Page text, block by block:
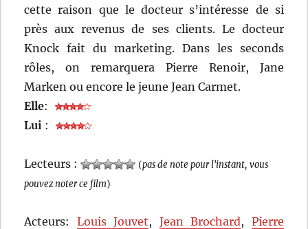
cette raison que le docteur s’intéresse de si
près aux revenus de ses clients. Le docteur
Knock fait du marketing. Dans les seconds
rôles, on remarquera Pierre Renoir, Jane
Marken ou encore le jeune Jean Carmet.
Elle:
Lui :
Lecteurs : (pas de note pour l'instant, vous
pouvez noter ce film)
Acteurs: Louis Jouvet, Jean Brochard, Pierre